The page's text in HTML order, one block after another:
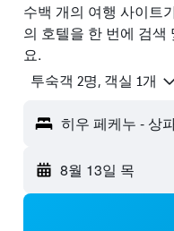
수백 개의 여행 사이트
의 호텔을 한 번에 검색
요.
​투숙객 2​명, ​객실 1개
히우 페케누 - 상
8월 13일 목